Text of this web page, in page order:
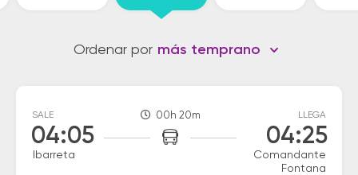
Ordenar por más temprano
SALE
04:05
Ibarreta
00h 20m LLEGA
04:25
Comandante
Fontana